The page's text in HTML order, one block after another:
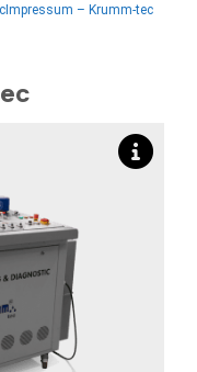
Impressum – Krumm-tec